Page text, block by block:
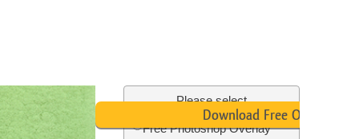
videopeittokuvat
Please select
Free Photoshop Overlay
Download Free Overlay